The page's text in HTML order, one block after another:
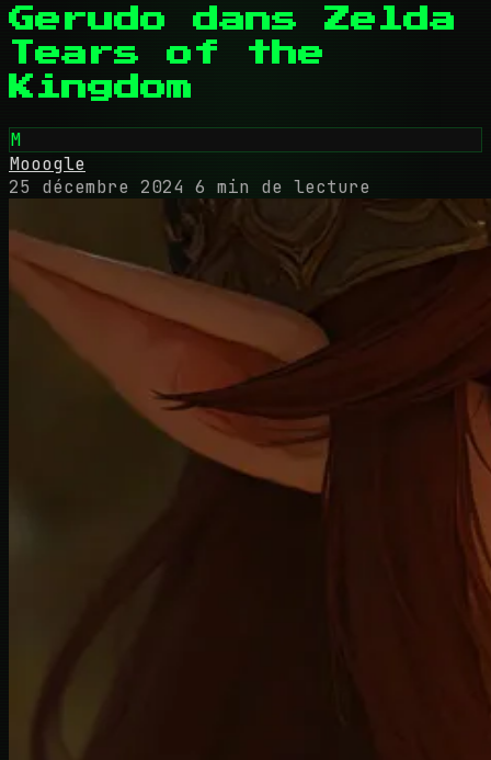
Gerudo dans Zelda
Tears of the
Kingdom
M
Mooogle
25 décembre 2024 6 min de lecture